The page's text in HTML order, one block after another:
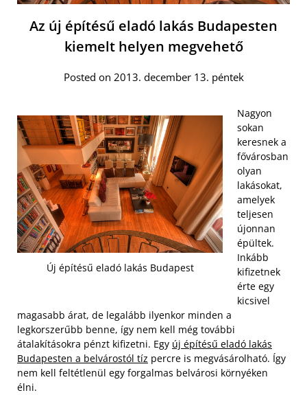
Az új építésű eladó lakás Budapesten
kiemelt helyen megvehető
Posted on 2013. december 13. péntek
Új építésű eladó lakás Budapest
Nagyon
sokan
keresnek a
fővárosban
olyan
lakásokat,
amelyek
teljesen
újonnan
épültek.
Inkább
kifizetnek
érte egy
kicsivel
magasabb árat, de legalább ilyenkor minden a
legkorszerűbb benne, így nem kell még további
átalakításokra pénzt kifizetni. Egy új építésű eladó lakás
Budapesten a belvárostól tíz percre is megvásárolható. Így
nem kell feltétlenül egy forgalmas belvárosi környéken
élni.